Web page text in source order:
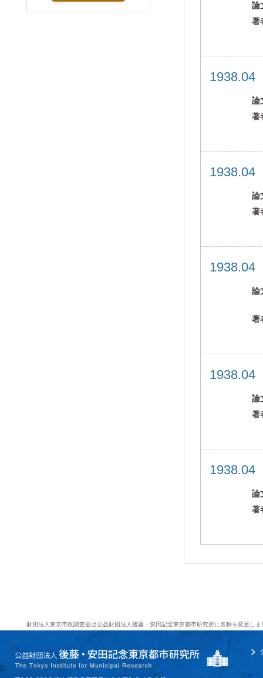
論
著
論
著
論
著
論
著
論
著
論
著
財団法人東京市政調査会は公益財団法人後藤・安田記念東京都市研究所に名称を変更しま